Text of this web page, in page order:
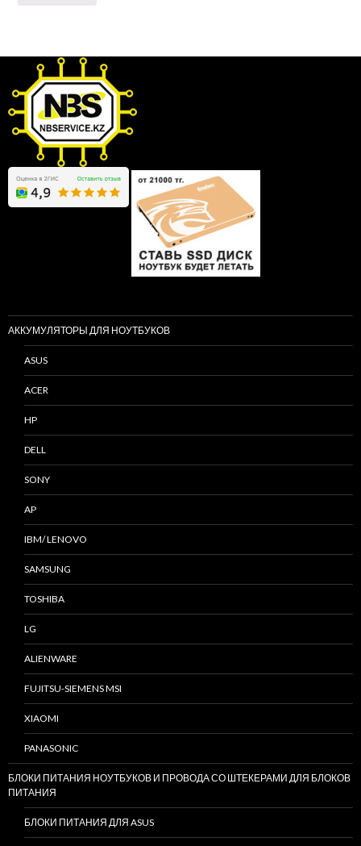
АККУМУЛЯТОРЫ ДЛЯ НОУТБУКОВ
ASUS
ACER
HP
DELL
SONY
AP
IBM/ LENOVO
SAMSUNG
TOSHIBA
LG
ALIENWARE
FUJITSU-SIEMENS MSI
XIAOMI
PANASONIC
БЛОКИ ПИТАНИЯ НОУТБУКОВ И ПРОВОДА СО ШТЕКЕРАМИ ДЛЯ БЛОКОВ
ПИТАНИЯ
БЛОКИ ПИТАНИЯ ДЛЯ ASUS